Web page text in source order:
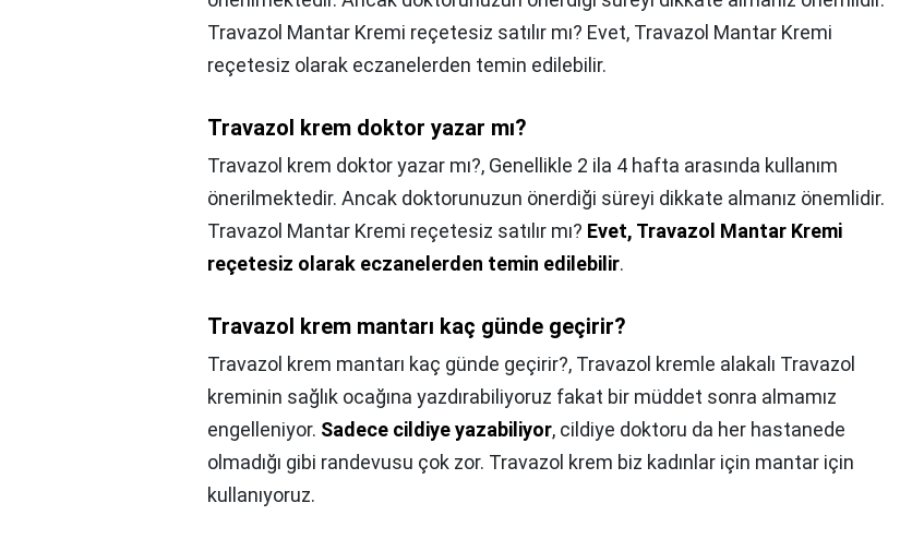
Travazol Mantar Kremi reçetesiz satılır mı? Evet, Travazol Mantar Kremi
reçetesiz olarak eczanelerden temin edilebilir.
Travazol krem doktor yazar mı?
Travazol krem doktor yazar mı?, Genellikle 2 ila 4 hafta arasında kullanım
önerilmektedir. Ancak doktorunuzun önerdiği süreyi dikkate almanız önemlidir.
Travazol Mantar Kremi reçetesiz satılır mı? Evet, Travazol Mantar Kremi
reçetesiz olarak eczanelerden temin edilebilir.
Travazol krem mantarı kaç günde geçirir?
Travazol krem mantarı kaç günde geçirir?, Travazol kremle alakalı Travazol
kreminin sağlık ocağına yazdırabiliyoruz fakat bir müddet sonra almamız
engelleniyor. Sadece cildiye yazabiliyor, cildiye doktoru da her hastanede
olmadığı gibi randevusu çok zor. Travazol krem biz kadınlar için mantar için
kullanıyoruz.